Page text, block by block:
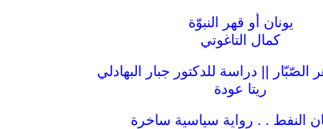
يونان أو قهر النبوّة
كمال التاغوتي
الصّبّار || دراسة للدكتور جبار البهادلي
ريتا عودة
النفط . . رواية سياسية ساخرة